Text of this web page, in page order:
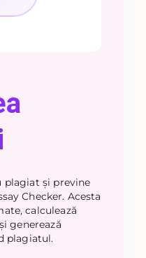
plagiat și previne
Checker. Acesta
calculează
generează
plagiatul.